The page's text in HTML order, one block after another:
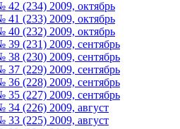
42 (234) 2009, октябрь
41 (233) 2009, октябрь
40 (232) 2009, октябрь
39 (231) 2009, сентябрь
38 (230) 2009, сентябрь
37 (229) 2009, сентябрь
36 (228) 2009, сентябрь
35 (227) 2009, сентябрь
34 (226) 2009, август
33 (225) 2009, август